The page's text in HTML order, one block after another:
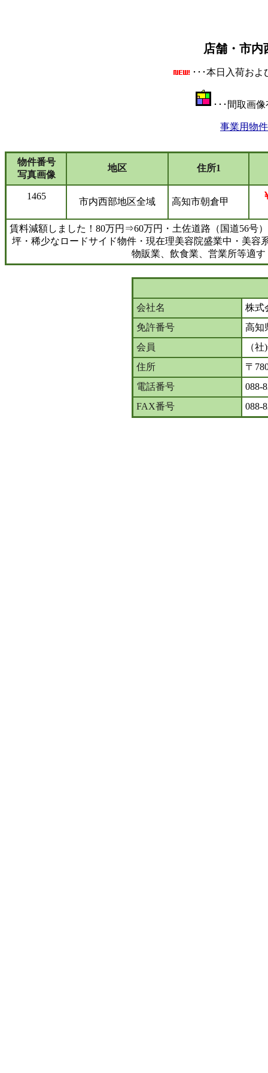
店舗・市内
･･･本日入荷お
･･･間取画
事業用物
物件番号
写真画像
地区 住所1
1465
市内西部地区全域 高知市朝倉甲
賃料減額しました！80万円⇒60万円・土佐道路（国道56号
坪・稀少なロードサイド物件・現在理美容院盛業中・美容
物販業、飲食業、営業所等適
会社名
株式
免許番号
高知
会員
（
住所
〒
電話番号
088-
FAX番号
088-